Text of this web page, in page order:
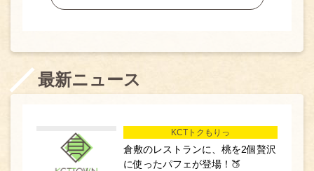
最新ニュース
KCTトクもりっ
倉敷のレストランに、桃を2個贅沢
に使ったパフェが登場！🍑